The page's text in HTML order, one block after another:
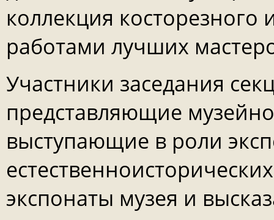
коллекция косторезного
работами лучших
Участники заседания
представляющие
выступающие в роли
экспонаты музея и